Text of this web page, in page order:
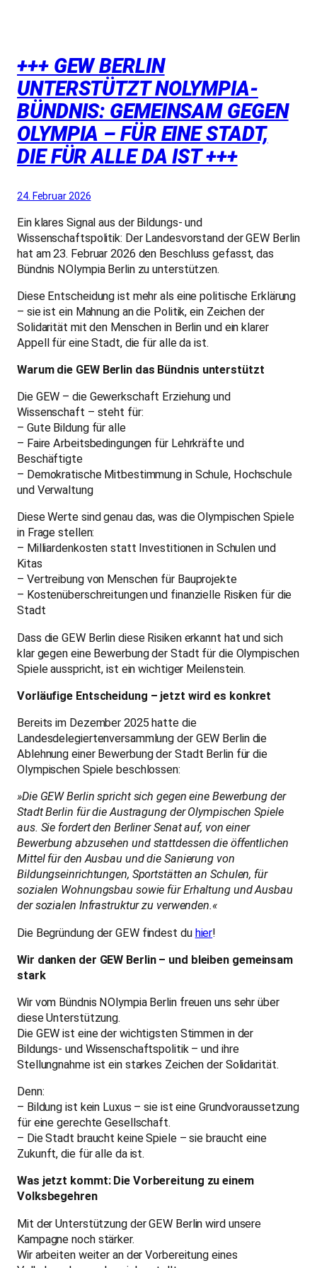
+++ GEW BERLIN
UNTERSTÜTZT NOLYMPIA-
BÜNDNIS: GEMEINSAM GEGEN
OLYMPIA – FÜR EINE STADT,
DIE FÜR ALLE DA IST +++
24. Februar 2026
Ein klares Signal aus der Bildungs- und
Wissenschaftspolitik: Der Landesvorstand der GEW Berlin
hat am 23. Februar 2026 den Beschluss gefasst, das
Bündnis NOlympia Berlin zu unterstützen.
Diese Entscheidung ist mehr als eine politische Erklärung
– sie ist ein Mahnung an die Politik, ein Zeichen der
Solidarität mit den Menschen in Berlin und ein klarer
Appell für eine Stadt, die für alle da ist.
Warum die GEW Berlin das Bündnis unterstützt
Die GEW – die Gewerkschaft Erziehung und
Wissenschaft – steht für:
– Gute Bildung für alle
– Faire Arbeitsbedingungen für Lehrkräfte und
Beschäftigte
– Demokratische Mitbestimmung in Schule, Hochschule
und Verwaltung
Diese Werte sind genau das, was die Olympischen Spiele
in Frage stellen:
– Milliardenkosten statt Investitionen in Schulen und
Kitas
– Vertreibung von Menschen für Bauprojekte
– Kostenüberschreitungen und finanzielle Risiken für die
Stadt
Dass die GEW Berlin diese Risiken erkannt hat und sich
klar gegen eine Bewerbung der Stadt für die Olympischen
Spiele ausspricht, ist ein wichtiger Meilenstein.
Vorläufige Entscheidung – jetzt wird es konkret
Bereits im Dezember 2025 hatte die
Landesdelegiertenversammlung der GEW Berlin die
Ablehnung einer Bewerbung der Stadt Berlin für die
Olympischen Spiele beschlossen:
»Die GEW Berlin spricht sich gegen eine Bewerbung der
Stadt Berlin für die Austragung der Olympischen Spiele
aus. Sie fordert den Berliner Senat auf, von einer
Bewerbung abzusehen und stattdessen die öffentlichen
Mittel für den Ausbau und die Sanierung von
Bildungseinrichtungen, Sportstätten an Schulen, für
sozialen Wohnungsbau sowie für Erhaltung und Ausbau
der sozialen Infrastruktur zu verwenden.«
Die Begründung der GEW findest du hier!
Wir danken der GEW Berlin – und bleiben gemeinsam
stark
Wir vom Bündnis NOlympia Berlin freuen uns sehr über
diese Unterstützung.
Die GEW ist eine der wichtigsten Stimmen in der
Bildungs- und Wissenschaftspolitik – und ihre
Stellungnahme ist ein starkes Zeichen der Solidarität.
Denn:
– Bildung ist kein Luxus – sie ist eine Grundvoraussetzung
für eine gerechte Gesellschaft.
– Die Stadt braucht keine Spiele – sie braucht eine
Zukunft, die für alle da ist.
Was jetzt kommt: Die Vorbereitung zu einem
Volksbegehren
Mit der Unterstützung der GEW Berlin wird unsere
Kampagne noch stärker.
Wir arbeiten weiter an der Vorbereitung eines